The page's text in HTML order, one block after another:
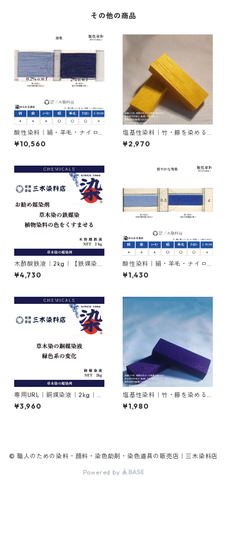
その他の商品
酸性染料｜絹・羊毛・ナイロ
ンを染める｜500g｜アシッド
ミーリングサイアニンGR（紺
¥10,560
塩基性染料｜竹・籐を染める
｜100g｜塩基性エロー（液体
タイプ、黄色）
¥2,970
木酢酸鉄液｜2kg｜【鉄媒染
剤】
¥4,730
酸性染料｜絹・羊毛・ナイロ
ンを染める｜20g｜アンスラ
センブルーFBR（鮮やかな青
¥1,430
専用URL｜銅媒染液｜2kg｜
【銅媒染剤】
¥3,960
塩基性染料｜竹・籐を染める
｜20g｜メチルバイオレット
ピュアスペシャル（紫色）
¥1,980
© 職人のための染料・顔料・染色助剤・染色道具の販売店｜三木染料店
Powered by